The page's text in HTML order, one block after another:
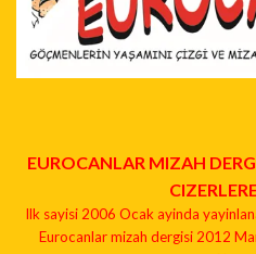
EUROCANLAR MIZAH
Ilk sayisi 2006 Ocak ayinda
Eurocanlar mizah dergisi 2012